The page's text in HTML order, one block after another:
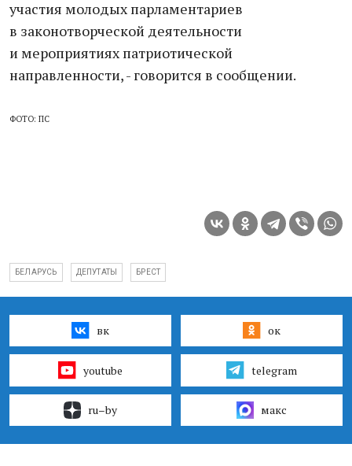
участия молодых парламентариев
в законотворческой деятельности
и мероприятиях патриотической
направленности, - говорится в сообщении.
ФОТО: ПС
БЕЛАРУСЬ ДЕПУТАТЫ БРЕСТ
вк ок
youtube telegram
ru–by макс